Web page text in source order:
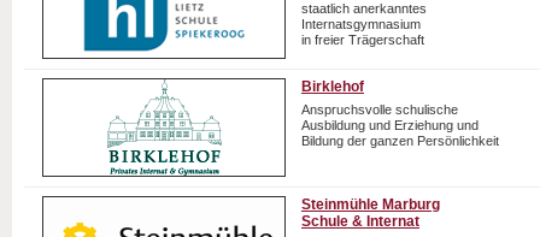
staatlich anerkanntes
Internatsgymnasium
in freier Trägerschaft
Birklehof
Anspruchsvolle schulische
Ausbildung und Erziehung und
Bildung der ganzen Persönlichkeit
Steinmühle Marburg
Schule & Internat